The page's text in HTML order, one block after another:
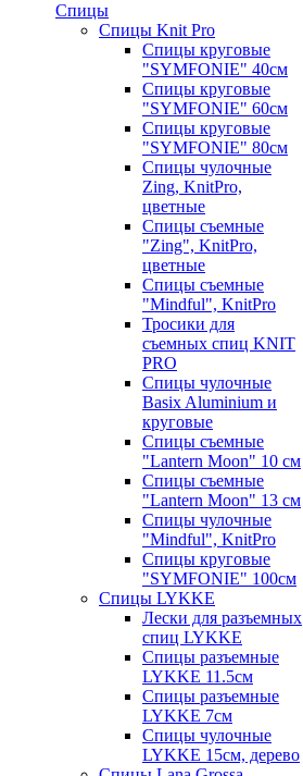
Спицы
Спицы Knit Pro
Спицы круговые
"SYMFONIE" 40см
Спицы круговые
"SYMFONIE" 60см
Спицы круговые
"SYMFONIE" 80см
Спицы чулочные
Zing, KnitPro,
цветные
Спицы съемные
"Zing", KnitPro,
цветные
Спицы съемные
"Mindful", KnitPro
Тросики для
съемных спиц KNIT
PRO
Спицы чулочные
Basix Aluminium и
круговые
Спицы съемные
"Lantern Moon" 10 см
Спицы съемные
"Lantern Moon" 13 см
Спицы чулочные
"Mindful", KnitPro
Спицы круговые
"SYMFONIE" 100см
Спицы LYKKE
Лески для разъемных
спиц LYKKE
Спицы разъемные
LYKKE 11.5см
Спицы разъемные
LYKKE 7см
Спицы чулочные
LYKKE 15см, дерево